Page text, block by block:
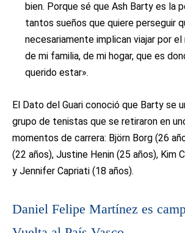
bien. Porque sé que Ash Barty es la
tantos sueños que quiere perseguir
necesariamente implican viajar por el
de mi familia, de mi hogar, que es
querido estar».
El Dato del Guari conoció que Barty se
grupo de tenistas que se retiraron en
momentos de carrera: Björn Borg (26
(22 años), Justine Henin (25 años), Kim
y Jennifer Capriati (18 años).
Daniel Felipe Martínez es